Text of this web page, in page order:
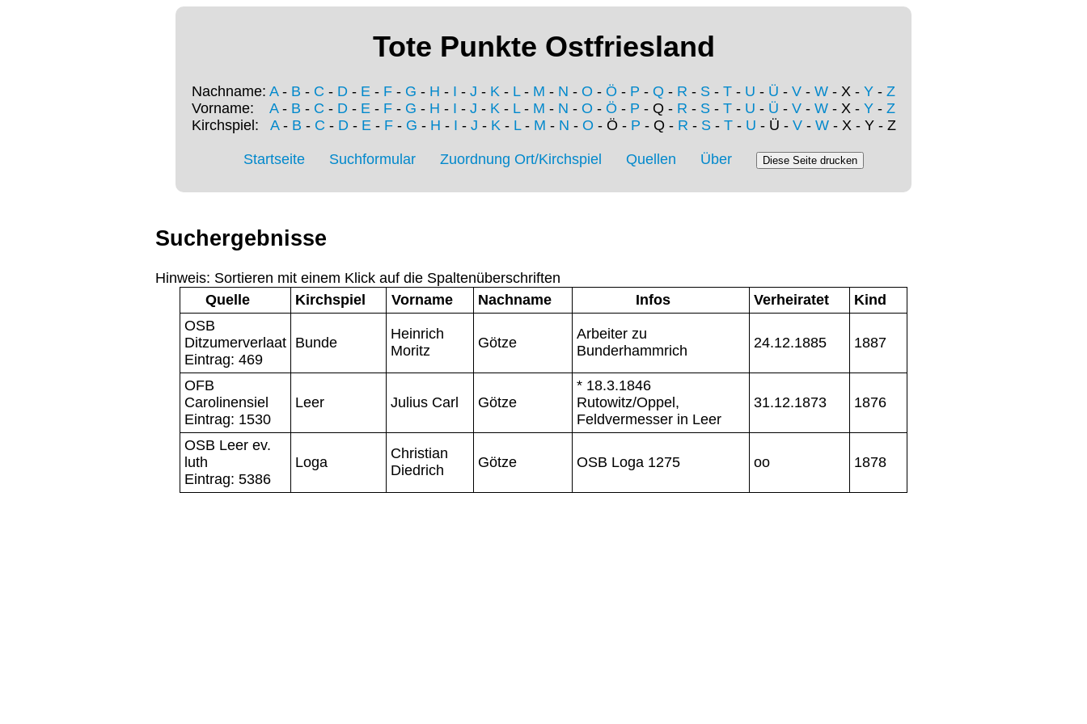
Tote Punkte Ostfriesland
Nachname: A- B - C - D - E - F - G - H - I - J - K - L- M - N - O - Ö - P - Q - R - S - T - U - Ü - V - W - X - Y - Z
Vorname: A- B - C - D - E - F - G - H - I - J - K - L- M - N - O - Ö - P - Q - R - S - T - U - Ü - V - W - X - Y - Z
Kirchspiel: A- B - C - D- E- F- G - H - I - J - K- L- M - N - O - Ö - P - Q - R - S- T- U - Ü - V- W- X - Y - Z
Startseite Suchformular Zuordnung Ort/Kirchspiel Quellen Über
Suchergebnisse
Hinweis: Sortieren mit einem Klick auf die Spaltenüberschriften
Quelle
Kirchspiel Vorname Nachname Infos Verheiratet
Kind
OSB
Ditzumerverlaat
Eintrag: 469
Bunde
Heinrich
Moritz
Götze
Arbeiter zu
Bunderhammrich
24.12.1885 1887
OFB
Carolinensiel
Eintrag: 1530
Leer Julius Carl Götze
* 18.3.1846
Rutowitz/Oppel,
Feldvermesser in Leer
31.12.1873 1876
OSB Leer ev.
luth
Eintrag: 5386
Loga
Christian
Diedrich
Götze OSB Loga 1275 oo 1878